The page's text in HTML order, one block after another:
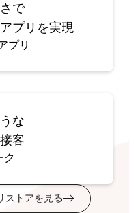
で
プリを実現
プリ
な
客
ク
ストアを見る